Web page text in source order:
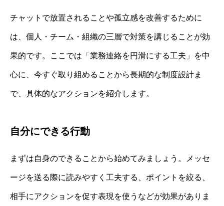
チャットで放置されることや孤立感を改善するために
は、個人・チーム・組織の三層で対策を講じることが効
果的です。ここでは「業務連絡を円滑にする工夫」を中
心に、今すぐ取り組めることから長期的な制度設計ま
で、具体的なアクションを紹介します。
自分にできる行動
まずは自身のできることから始めてみましょう。メッセ
ージを送る際に読みやすく工夫する、ポイントを絞る、
相手にアクションを促す表現を使うなどが効果がありま